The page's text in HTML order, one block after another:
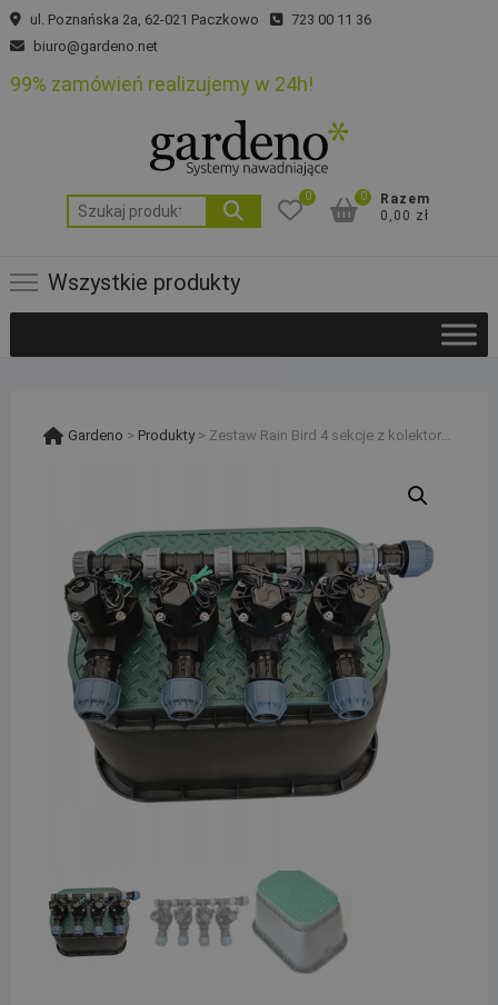
Skip
to
ul. Poznańska 2a, 62-021 Paczkowo
723 00 11 36
biuro@gardeno.net
99% zamówień realizujemy w 24h!
Szukaj:
0
Razem
0,00 zł
0
Wszystkie produkty
Gardeno > Produkty> Zestaw Rain Bird 4 sekcje z kolektorem HV z korkiem i studzienką rura PE 32